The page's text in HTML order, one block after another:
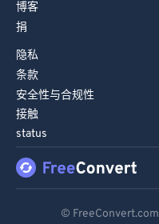
博客
捐
隐私
条款
安全性与合规性
接触
status
© FreeConvert.com